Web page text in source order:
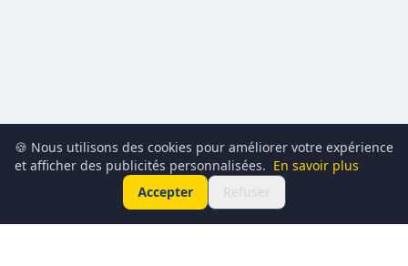
🍪 Nous utilisons des cookies pour améliorer votre expérience
et afficher des publicités personnalisées. En savoir plus
Accepter
Refuser